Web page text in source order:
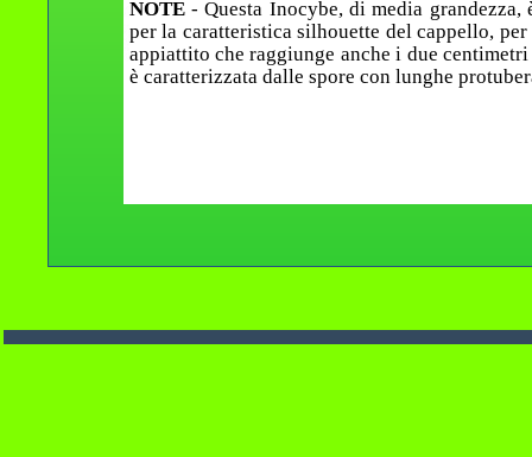
NOTE - Questa Inocybe, di media
per la caratteristica silhouette del cappello,
appiattito che raggiunge anche i due
è caratterizzata dalle spore con lunghe